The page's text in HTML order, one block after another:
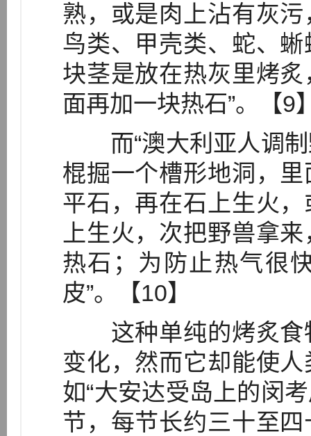
熟，或是肉上沾有灰
鸟类、甲壳类、蛇、
块茎是放在热灰里烤
面再加一块热石”。【9
而“澳大利亚人调制
棍掘一个槽形地洞，
平石，再在石上生火
上生火，次把野兽拿
热石；为防止热气很
皮”。【10】
这种单纯的烤炙食
变化，然而它却能使
如“大安达受岛上的闵
节，每节长约三十至